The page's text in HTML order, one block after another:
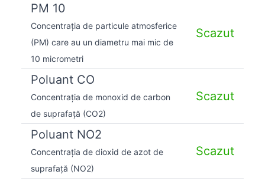
PM 10
Concentrația de particule atmosferice
(PM) care au un diametru mai mic de
10 micrometri
Scazut
Poluant CO
Concentrația de monoxid de carbon
de suprafață (CO2)
Scazut
Poluant NO2
Concentrația de dioxid de azot de
suprafață (NO2)
Scazut